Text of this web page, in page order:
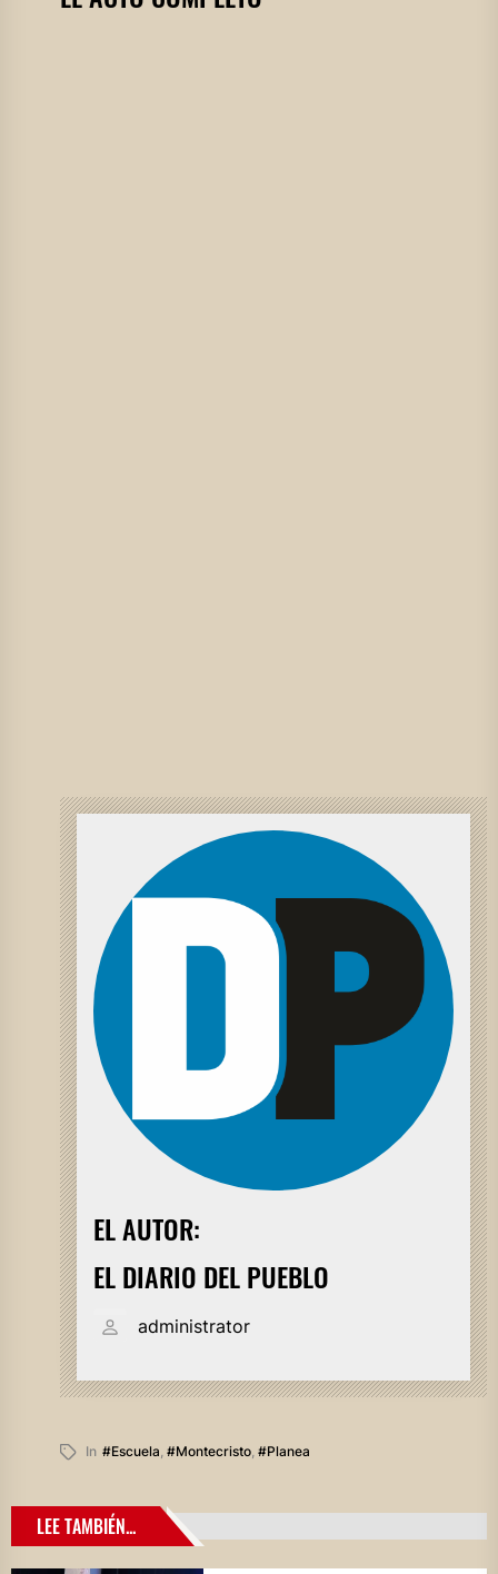
EL AUTOR:
EL DIARIO DEL PUEBLO
administrator
In #escuela #montecristo, #planea
LEE TAMBIÉN...